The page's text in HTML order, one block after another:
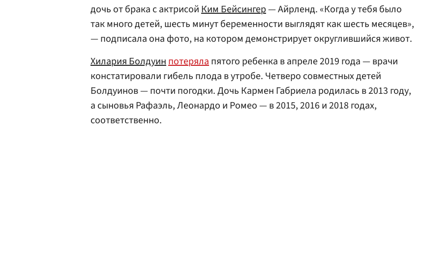
дочь от брака с актрисойКим Бейсингер— Айрленд. «Когда у тебя было
так много детей, шесть минут беременности выглядят как шесть месяцев»,
— подписала она фото, на котором демонстрирует округлившийся живот.
Хилария Болдуинпотерялапятого ребенка в апреле 2019 года — врачи
констатировали гибель плода в утробе. Четверо совместных детей
Болдуинов — почти погодки. Дочь Кармен Габриела родилась в 2013 году,
а сыновья Рафаэль, Леонардо и Ромео — в 2015, 2016 и 2018 годах,
соответственно.